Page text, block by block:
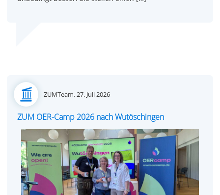
ZUMTeam, Posted
27. Juli 2026
ZUM OER-Camp 2026 nach Wutöschingen